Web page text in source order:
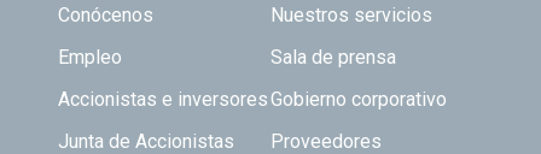
Footer TOP
Conócenos
Nuestros servicios
Empleo
Sala de prensa
Accionistas e inversoresGobierno corporativo
Junta de Accionistas
Proveedores